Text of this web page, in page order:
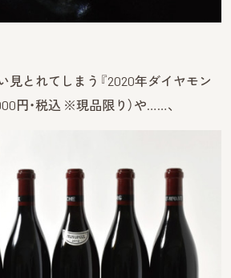
見とれてしまう『2020年ダイヤモン
円・税込 ※現品限り）や……、